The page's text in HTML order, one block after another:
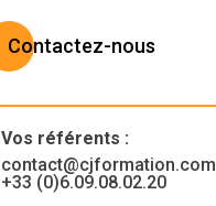
Contactez-nous
Vos référents :
contact@cjformation.com
+33 (0)6.09.08.02.20